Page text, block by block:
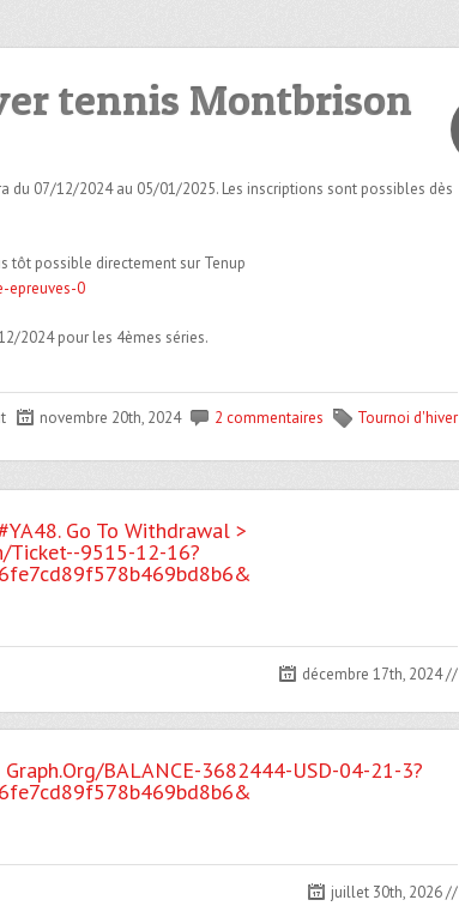
tennis Montbrison
du 07/12/2024 au 05/01/2025. Les inscriptions sont possibles dès
tôt possible directement sur Tenup
epreuves-0
2024 pour les 4èmes séries.
novembre 20th, 2024 2 commentaires Tournoi d'hiver
Go To Withdrawal >
9515-12-16?
décembre 17th, 2024//
Graph.org/BALANCE-3682444-USD-04-21-3?
juillet 30th, 2026//